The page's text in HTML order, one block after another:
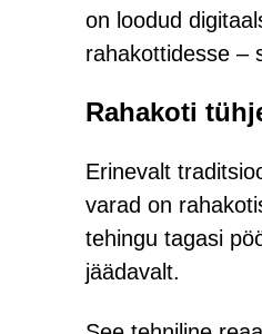
on loodud
rahakottidesse –
Rahakoti
Erinevalt
varad on
tehingu tagasi
jäädavalt.